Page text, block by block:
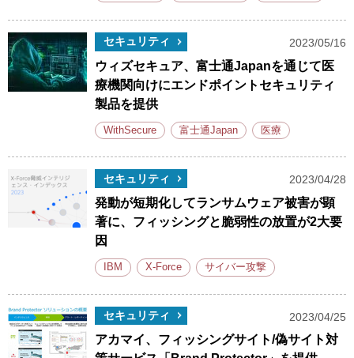
セキュリティ 2023/05/16
ウィズセキュア、富士通Japanを通じて医
療機関向けにエンドポイントセキュリティ
製品を提供
WithSecure 富士通Japan 医療
セキュリティ 2023/04/28
発動が短期化してランサムウェア被害が顕
著に、フィッシングと脆弱性の放置が2大要
因
IBM X-Force サイバー攻撃
セキュリティ 2023/04/25
アカマイ、フィッシングサイト/偽サイト対